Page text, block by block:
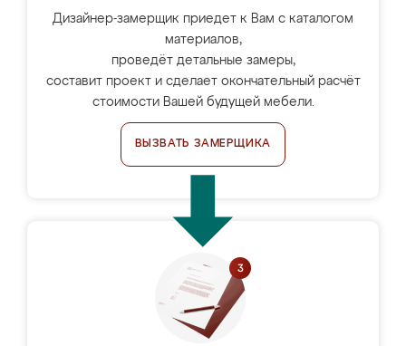
Дизайнер-замерщик приедет к Вам с каталогом
материалов,
проведёт детальные замеры,
составит проект и сделает окончательный расчёт
стоимости Вашей будущей мебели.
ВЫЗВАТЬ ЗАМЕРЩИКА